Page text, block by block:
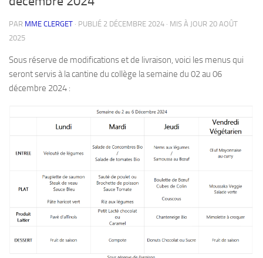
PAR MME CLERGET · PUBLIÉ 2 DÉCEMBRE 2024 · MIS À JOUR 20 AOÛT
2025
Sous réserve de modifications et de livraison, voici les menus qui
seront servis à la cantine du collège la semaine du 02 au 06
décembre 2024 :